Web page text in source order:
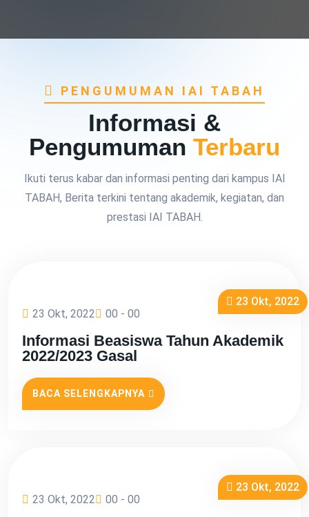
PENGUMUMAN IAI TABAH
Informasi &
Pengumuman Terbaru
Ikuti terus kabar dan informasi penting dari kampus IAI
TABAH, Berita terkini tentang akademik, kegiatan, dan
prestasi IAI TABAH.
23 Okt, 2022
23 Okt, 2022
00 - 00
Informasi Beasiswa Tahun Akademik
2022/2023 Gasal
BACA SELENGKAPNYA
23 Okt, 2022
23 Okt, 2022
00 - 00